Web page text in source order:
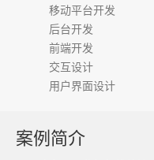
移动平台开发
后台开发
前端开发
交互设计
用户界面设计
案例简介